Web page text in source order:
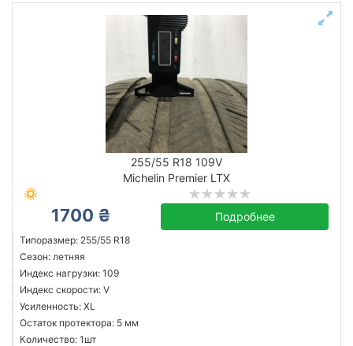
255/55 R18 109V
Michelin Premier LTX
1700 ₴ Подробнее
Типоразмер: 255/55 R18
Сезон: летняя
Индекс нагрузки: 109
Индекс скорости: V
Усиленность: XL
Остаток протектора: 5 мм
Количество: 1шт